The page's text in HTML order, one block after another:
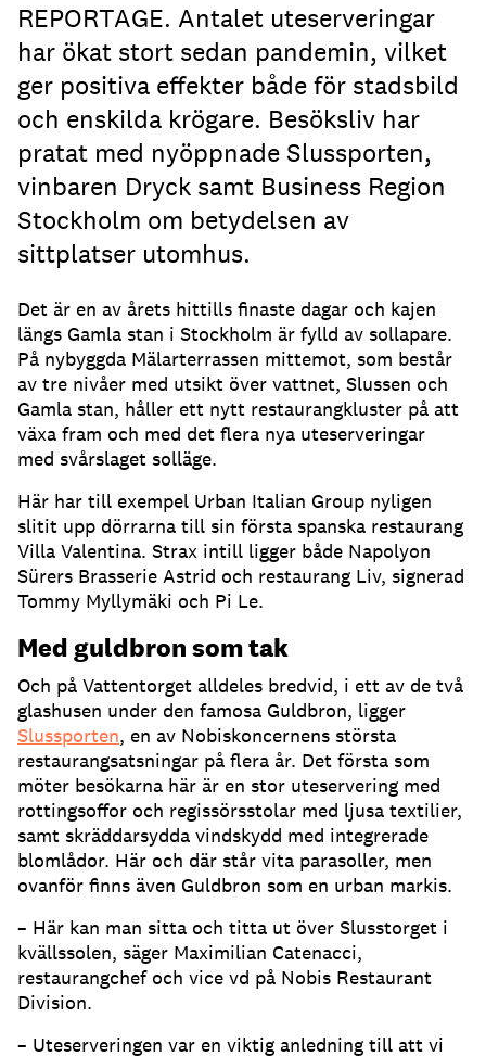
REPORTAGE. Antalet uteserveringar
har ökat stort sedan pandemin, vilket
ger positiva effekter både för stadsbild
och enskilda krögare. Besöksliv har
pratat med nyöppnade Slussporten,
vinbaren Dryck samt Business Region
Stockholm om betydelsen av
sittplatser utomhus.
Det är en av årets hittills finaste dagar och kajen
längs Gamla stan i Stockholm är fylld av sollapare.
På nybyggda Mälarterrassen mittemot, som består
av tre nivåer med utsikt över vattnet, Slussen och
Gamla stan, håller ett nytt restaurangkluster på att
växa fram och med det flera nya uteserveringar
med svårslaget solläge.
Här har till exempel Urban Italian Group nyligen
slitit upp dörrarna till sin första spanska restaurang
Villa Valentina. Strax intill ligger både Napolyon
Sürers Brasserie Astrid och restaurang Liv, signerad
Tommy Myllymäki och Pi Le.
Med guldbron som tak
Och på Vattentorget alldeles bredvid, i ett av de två
glashusen under den famosa Guldbron, ligger
Slussporten, en av Nobiskoncernens största
restaurangsatsningar på flera år. Det första som
möter besökarna här är en stor uteservering med
rottingsoffor och regissörsstolar med ljusa textilier,
samt skräddarsydda vindskydd med integrerade
blomlådor. Här och där står vita parasoller, men
ovanför finns även Guldbron som en urban markis.
– Här kan man sitta och titta ut över Slusstorget i
kvällssolen, säger Maximilian Catenacci,
restaurangchef och vice vd på Nobis Restaurant
Division.
– Uteserveringen var en viktig anledning till att vi